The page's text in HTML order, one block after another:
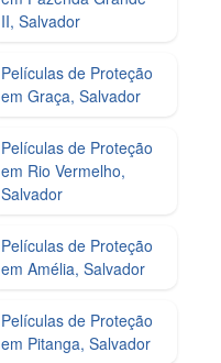
II, Salvador
Películas de Proteção
em Graça, Salvador
Películas de Proteção
em Rio Vermelho,
Salvador
Películas de Proteção
em Amélia, Salvador
Películas de Proteção
em Pitanga, Salvador